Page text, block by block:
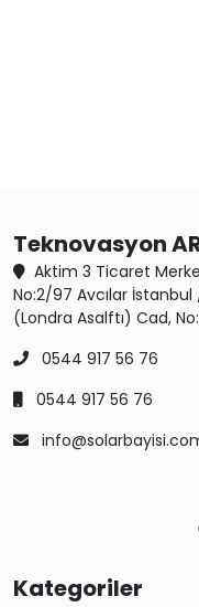
Teknovasyon
Aktim 3 Ticaret
No:2/97 Avcılar
(Londra Asalftı) Cad,
0544 917 56 76
0544 917 56 76
Kategoriler